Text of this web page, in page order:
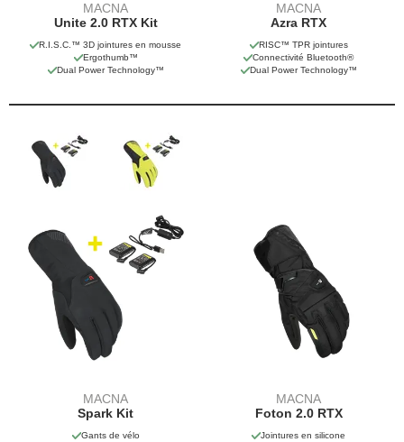
MACNA
Unite 2.0 RTX Kit
R.I.S.C.™ 3D jointures en mousse
Ergothumb™
Dual Power Technology™
MACNA
Azra RTX
RISC™ TPR jointures
Connectivité Bluetooth®
Dual Power Technology™
MACNA
Spark Kit
Gants de vélo
MACNA
Foton 2.0 RTX
Jointures en silicone